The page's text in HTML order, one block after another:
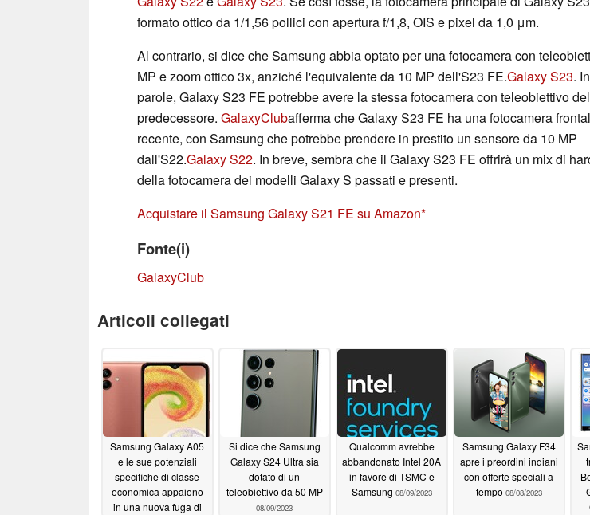
formato ottico da 1/1,56 pollici con apertura f/1,8, OIS e pixel da 1,0 μm.
Al contrario, si dice che Samsung abbia optato per una fotocamera con
MP e zoom ottico 3x, anziché l'equivalente da 10 MP dell'S23 FE.Galaxy S23.
parole, Galaxy S23 FE potrebbe avere la stessa fotocamera con teleobiettivo
predecessore. GalaxyClubafferma che Galaxy S23 FE ha una fotocamera
recente, con Samsung che potrebbe prendere in prestito un sensore da 10 MP
dall'S22.Galaxy S22. In breve, sembra che il Galaxy S23 FE offrirà un mix di
della fotocamera dei modelli Galaxy S passati e presenti.
Acquistare il Samsung Galaxy S21 FE su Amazon
Fonte(i)
GalaxyClub
Articoli collegati
Samsung Galaxy A05
e le sue potenziali
specifiche di classe
economica appaiono
in una nuova fuga di
Si dice che Samsung
Galaxy S24 Ultra sia
dotato di un
teleobiettivo da 50 MP
08/09/2023
Qualcomm avrebbe
abbandonato Intel 20A
in favore di TSMC e
Samsung 08/09/2023
Samsung Galaxy F34
apre i preordini indiani
con offerte speciali a
tempo 08/08/2023